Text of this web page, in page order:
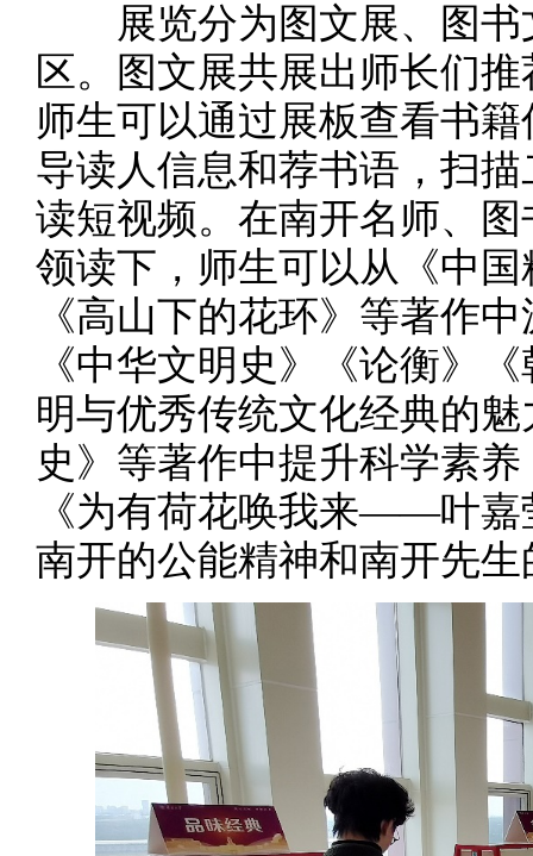
展览分为图文展、图书
区。图文展共展出师长们
师生可以通过展板查看书
导读人信息和荐书语，扫
读短视频。在南开名师、
领读下，师生可以从《中
《高山下的花环》等著作
《中华文明史》《论衡》
明与优秀传统文化经典的
史》等著作中提升科学素
《为有荷花唤我来——叶嘉
南开的公能精神和南开先